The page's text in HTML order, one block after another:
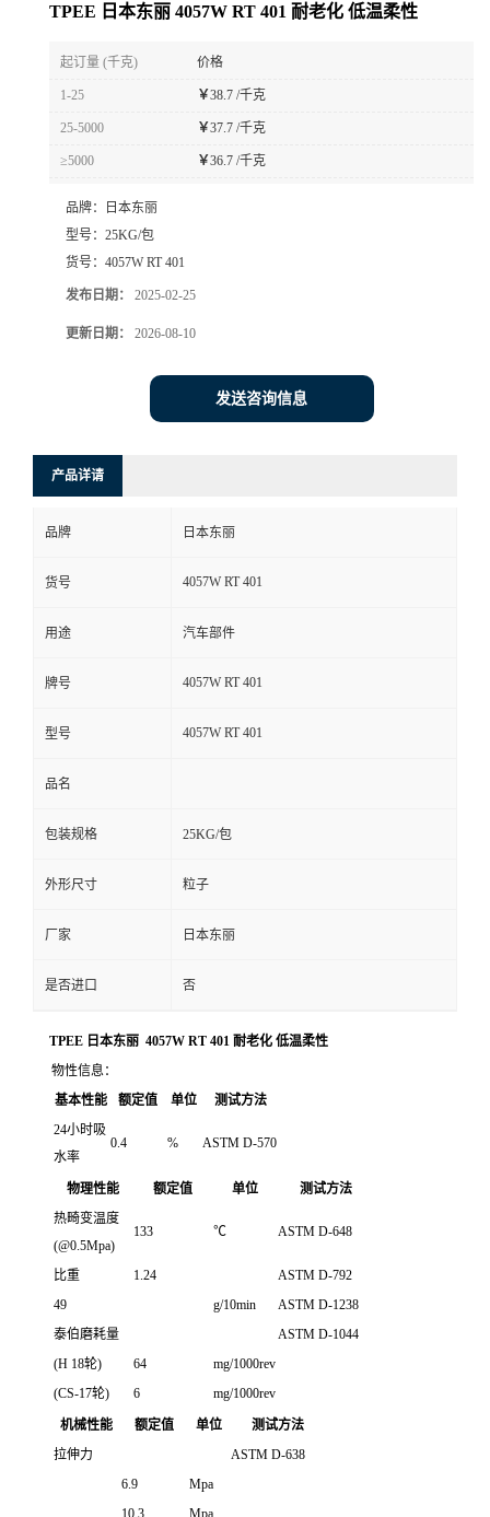
TPEE 日本东丽 4057W RT 401 耐老化 低温柔性
起订量 (千克) 价格
1-25 ￥38.7 /千克
25-5000 ￥37.7 /千克
≥5000 ￥36.7 /千克
品牌：
日本东丽
型号： 25KG/包
货号： 4057W RT 401
发布日期： 2025-02-25
更新日期： 2026-08-10
发送咨询信息
产品详请
品牌 日本东丽
货号 4057W RT 401
用途 汽车部件
牌号 4057W RT 401
型号 4057W RT 401
品名
包装规格 25KG/包
外形尺寸 粒子
厂家 日本东丽
是否进口 否
TPEE 日本东丽 4057W RT 401 耐老化 低温柔性
物性信息：
基本性能
额定值 单位
测试方法
24小时吸
水率
0.4 % ASTM D-570
物理性能 额定值 单位
测试方法
热畸变温度
(@0.5Mpa)
133 ℃ ASTM D-648
比重 1.24
ASTM D-792
49
g/10min
ASTM D-1238
泰伯磨耗量
ASTM D-1044
(H 18轮)
64
mg/1000rev
(CS-17轮)
6 mg/1000rev
机械性能 额定值 单位
测试方法
拉伸力
ASTM D-638
6.9
Mpa
10.3
Mpa